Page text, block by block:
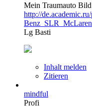
Mein Traumauto
http://
Lg Basti
Inhalt melden
Zitieren
mindful
Profi